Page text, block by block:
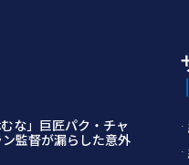
な」巨匠パク・チャ
監督が漏らした意外